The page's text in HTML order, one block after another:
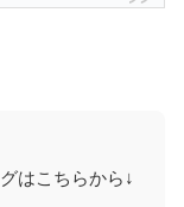
はこちらから↓